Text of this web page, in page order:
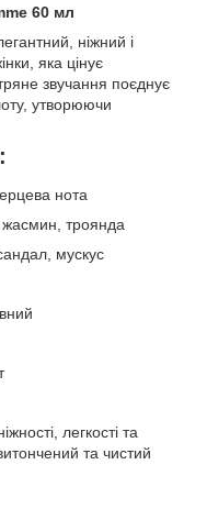
60 мл
ніжний і
яка цінує
звучання поєднує
утворюючи
нота
жасмин, троянда
мускус
легкості та
та чистий